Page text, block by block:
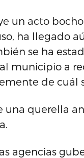
un acto
ha llegado
se ha
municipio a
de cuál
una querella
agencias